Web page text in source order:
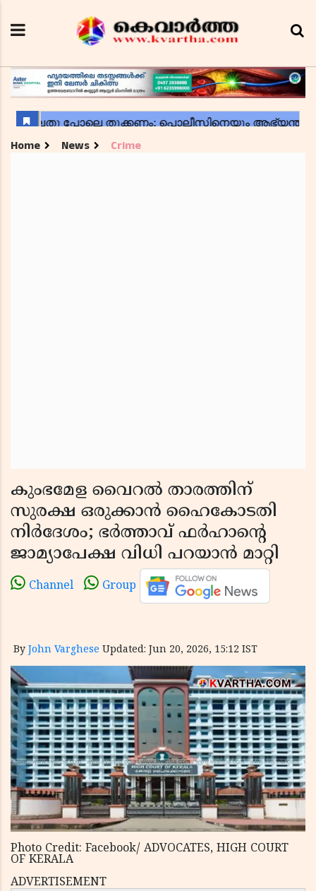
Home News Crime
കുംഭമേള വൈറൽ താരത്തിന്
സുരക്ഷ ഒരുക്കാൻ ഹൈകോടതി
നിർദേശം; ഭർത്താവ് ഫർഹാൻ്റെ
ജാമ്യാപേക്ഷ വിധി പറയാൻ മാറ്റി
Channel Group
By John Varghese Updated: Jun 20, 2026, 15:12 IST
Photo Credit: Facebook/ ADVOCATES, HIGH COURT
OF KERALA
ADVERTISEMENT